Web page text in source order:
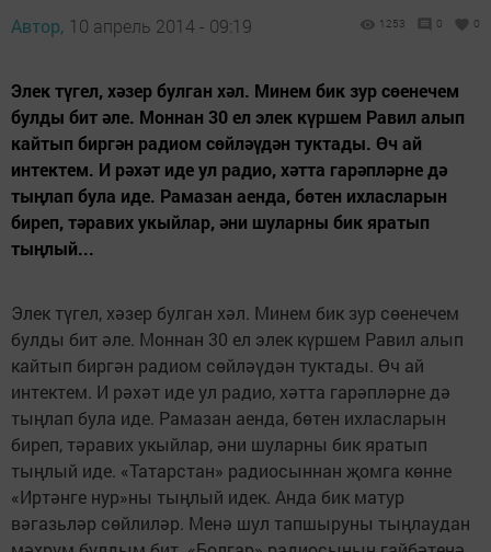
Автор, 10 апрель 2014 - 09:19 1253 0 0
Элек түгел, хәзер булган хәл. Минем бик зур сөенечем
булды бит әле. Моннан 30 ел элек күршем Равил алып
кайтып биргән радиом сөйләүдән туктады. Өч ай
интектем. И рәхәт иде ул радио, хәтта гарәпләрне дә
тыңлап була иде. Рамазан аенда, бөтен ихласларын
биреп, тәравих укыйлар, әни шуларны бик яратып
тыңлый...
Элек түгел, хәзер булган хәл. Минем бик зур сөенечем
булды бит әле. Моннан 30 ел элек күршем Равил алып
кайтып биргән радиом сөйләүдән туктады. Өч ай
интектем. И рәхәт иде ул радио, хәтта гарәпләрне дә
тыңлап була иде. Рамазан аенда, бөтен ихласларын
биреп, тәравих укыйлар, әни шуларны бик яратып
тыңлый иде. «Татарстан» радиосыннан җомга көнне
«Иртәнге нур»ны тыңлый идек. Анда бик матур
вәгазьләр сөйлиләр. Менә шул тапшыруны тыңлаудан